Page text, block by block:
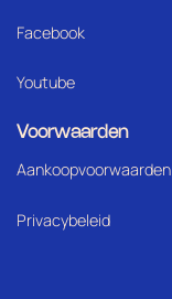
Facebook
Youtube
Voorwaarden
Aankoopvoorwaarden
Privacybeleid